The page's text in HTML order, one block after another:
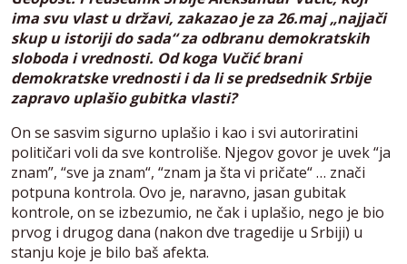
ima svu vlast u državi, zakazao je za 26.maj „najjači
skup u istoriji do sada“ za odbranu demokratskih
sloboda i vrednosti. Od koga Vučić brani
demokratske vrednosti i da li se predsednik Srbije
zapravo uplašio gubitka vlasti?
On se sasvim sigurno uplašio i kao i svi autoriratini
političari voli da sve kontroliše. Njegov govor je uvek “ja
znam”, “sve ja znam“, “znam ja šta vi pričate“ … znači
potpuna kontrola. Ovo je, naravno, jasan gubitak
kontrole, on se izbezumio, ne čak i uplašio, nego je bio
prvog i drugog dana (nakon dve tragedije u Srbiji) u
stanju koje je bilo baš afekta.